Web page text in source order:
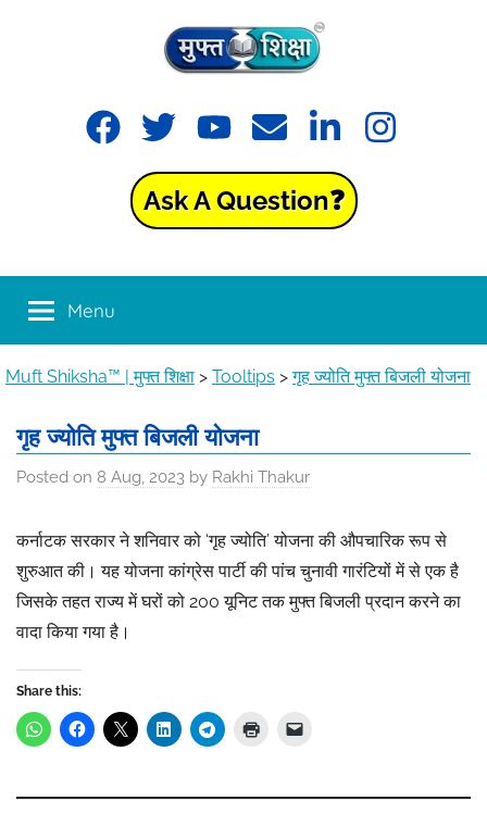
Muft
Shiksha™
मुफ्त
शिक्षा
FacebookTwitter YouTubeEmail LinkedInInstagram
Ask A Question❓
Menu
Muft Shiksha™ | मुफ्त शिक्षा > Tooltips >गृह ज्योति मुफ्त बिजली योजना
गृह ज्योति मुफ्त बिजली योजना
Posted on 8 Aug, 2023 by Rakhi Thakur
कर्नाटक सरकार ने शनिवार को ‘गृह ज्योति’ योजना की औपचारिक रूप से
शुरुआत की। यह योजना कांग्रेस पार्टी की पांच चुनावी गारंटियों में से एक है
जिसके तहत राज्य में घरों को 200 यूनिट तक मुफ्त बिजली प्रदान करने का
वादा किया गया है।
Share this: